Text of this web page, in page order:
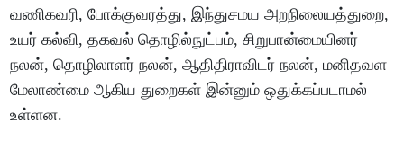
வணிகவரி, போக்குவரத்து, இந்துசமய அறநிலையத்துறை,
உயர் கல்வி, தகவல் தொழில்நுட்பம், சிறுபான்மையினர்
நலன், தொழிலாளர் நலன், ஆதிதிராவிடர் நலன், மனிதவள
மேலாண்மை ஆகிய துறைகள் இன்னும் ஒதுக்கப்படாமல்
உள்ளன.